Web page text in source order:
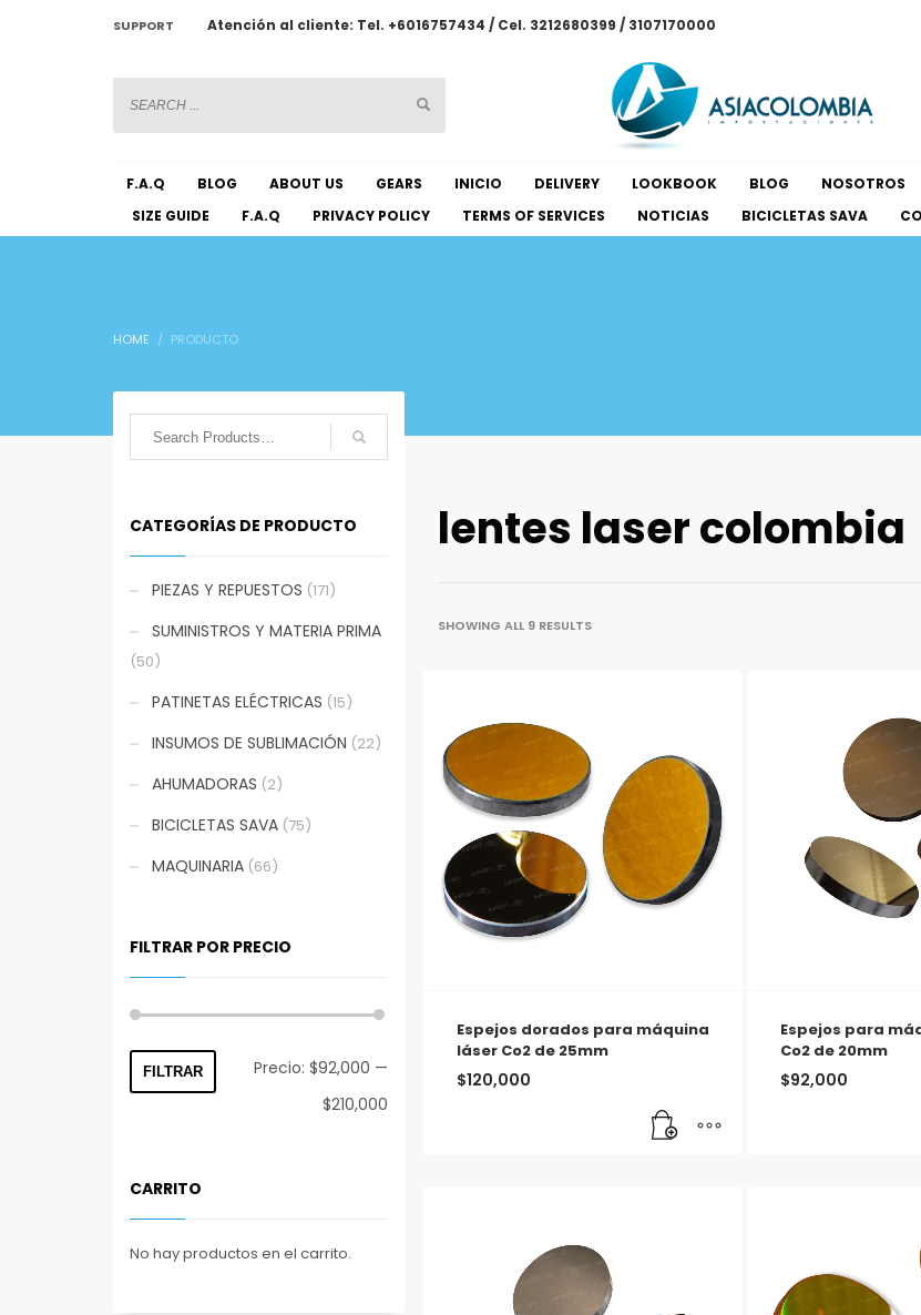
SUPPORT Atención al cliente: Tel. +6016757434 / Cel. 3212680399 / 3107170000
F.A.Q BLOG ABOUT US GEARS INICIO DELIVERY LOOKBOOK BLOG NOSOTROS
SIZE GUIDE
F.A.Q PRIVACY POLICY TERMS OF SERVICES NOTICIAS BICICLETAS SAVA
HOME PRODUCTO
lentes laser colombia
SHOWING ALL 9 RESULTS
Espejos dorados para máquina
láser Co2 de 25mm
$120,000
Espejos para
Co2 de 20mm
$92,000
CATEGORÍAS DE PRODUCTO
PIEZAS Y REPUESTOS (171)
SUMINISTROS Y MATERIA PRIMA
(50)
PATINETAS ELÉCTRICAS (15)
INSUMOS DE SUBLIMACIÓN (22)
AHUMADORAS (2)
BICICLETAS SAVA (75)
MAQUINARIA (66)
FILTRAR POR PRECIO
FILTRAR Precio: $92,000 —
$210,000
CARRITO
No hay productos en el carrito.